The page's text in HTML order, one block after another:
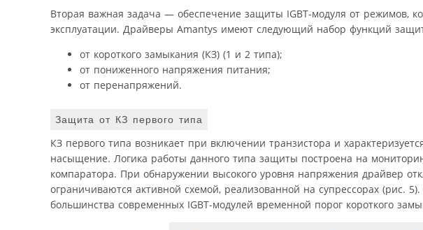
Вторая важная задача — обеспечение защиты IGBT-модуля от режимов,
эксплуатации. Драйверы Amantys имеют следующий набор функций
от короткого замыкания (КЗ) (1 и 2 типа);
от пониженного напряжения питания;
от перенапряжений.
Защита от КЗ первого типа
КЗ первого типа возникает при включении транзистора и
насыщение. Логика работы данного типа защиты построена на
компаратора. При обнаружении высокого уровня напряжения драйвер
ограничиваются активной схемой, реализованной на супрессорах (рис.
большинства современных IGBT-модулей временной порог короткого